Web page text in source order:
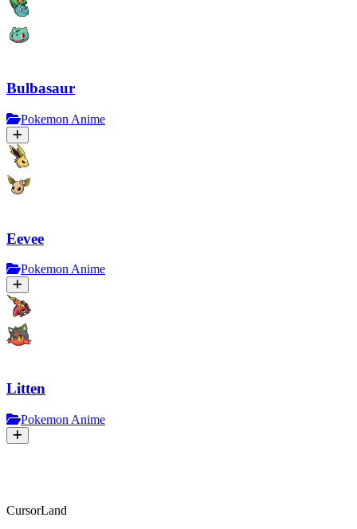
Bulbasaur
Pokemon Anime
Eevee
Pokemon Anime
Litten
Pokemon Anime
CursorLand